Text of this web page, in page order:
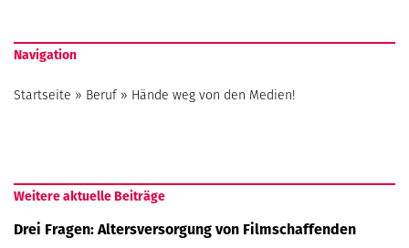
Navigation
Startseite » Beruf» Hände weg von den Medien!
Weitere aktuelle Beiträge
Drei Fragen: Altersversorgung von Filmschaffenden